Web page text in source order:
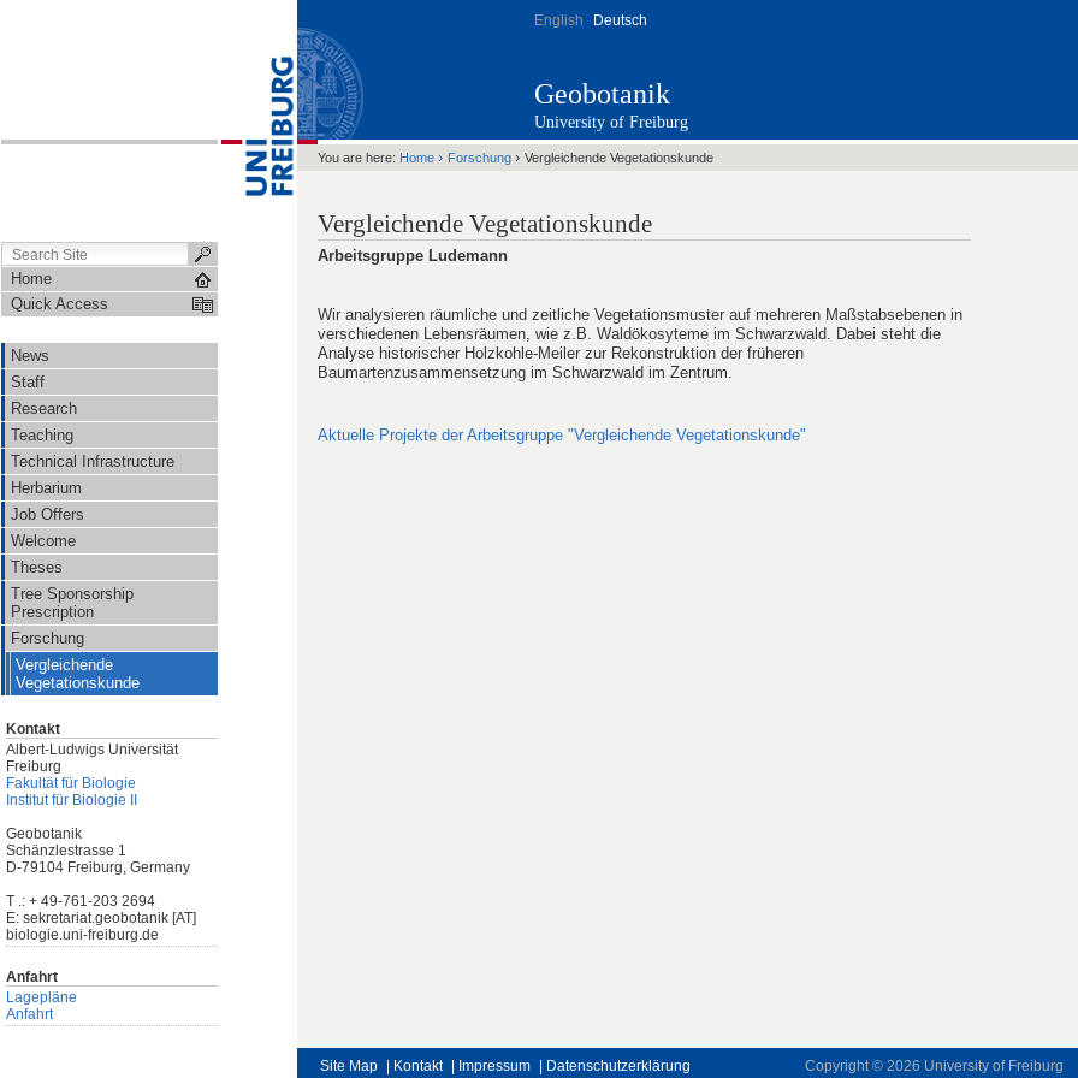
Home
Quick Access
News
Staff
Research
Teaching
Technical Infrastructure
Herbarium
Job Offers
Welcome
Theses
Tree Sponsorship
Prescription
Forschung
Vergleichende
Vegetationskunde
Kontakt
Albert-Ludwigs Universität
Freiburg
Fakultät für Biologie
Institut für Biologie II
Geobotanik
Schänzlestrasse 1
D-79104 Freiburg, Germany
T .: + 49-761-203 2694
E: sekretariat.geobotanik [AT]
biologie.uni-freiburg.de
Anfahrt
Lagepläne
Anfahrt
English Deutsch
News Staff Research Teaching
Technical
Herbarium
Geobotanik
University of Freiburg
You are here: Home › Forschung › Vergleichende Vegetationskunde
Vergleichende Vegetationskunde
Arbeitsgruppe Ludemann
Wir analysieren räumliche und zeitliche Vegetationsmuster auf mehreren Maßstabsebenen in
verschiedenen Lebensräumen, wie z.B. Waldökosyteme im Schwarzwald. Dabei steht die
Analyse historischer Holzkohle-Meiler zur Rekonstruktion der früheren
Baumartenzusammensetzung im Schwarzwald im Zentrum.
Aktuelle Projekte der Arbeitsgruppe "Vergleichende Vegetationskunde"
Site Map | Kontakt | Impressum | Datenschutzerklärung Copyright © 2026 University of Freiburg